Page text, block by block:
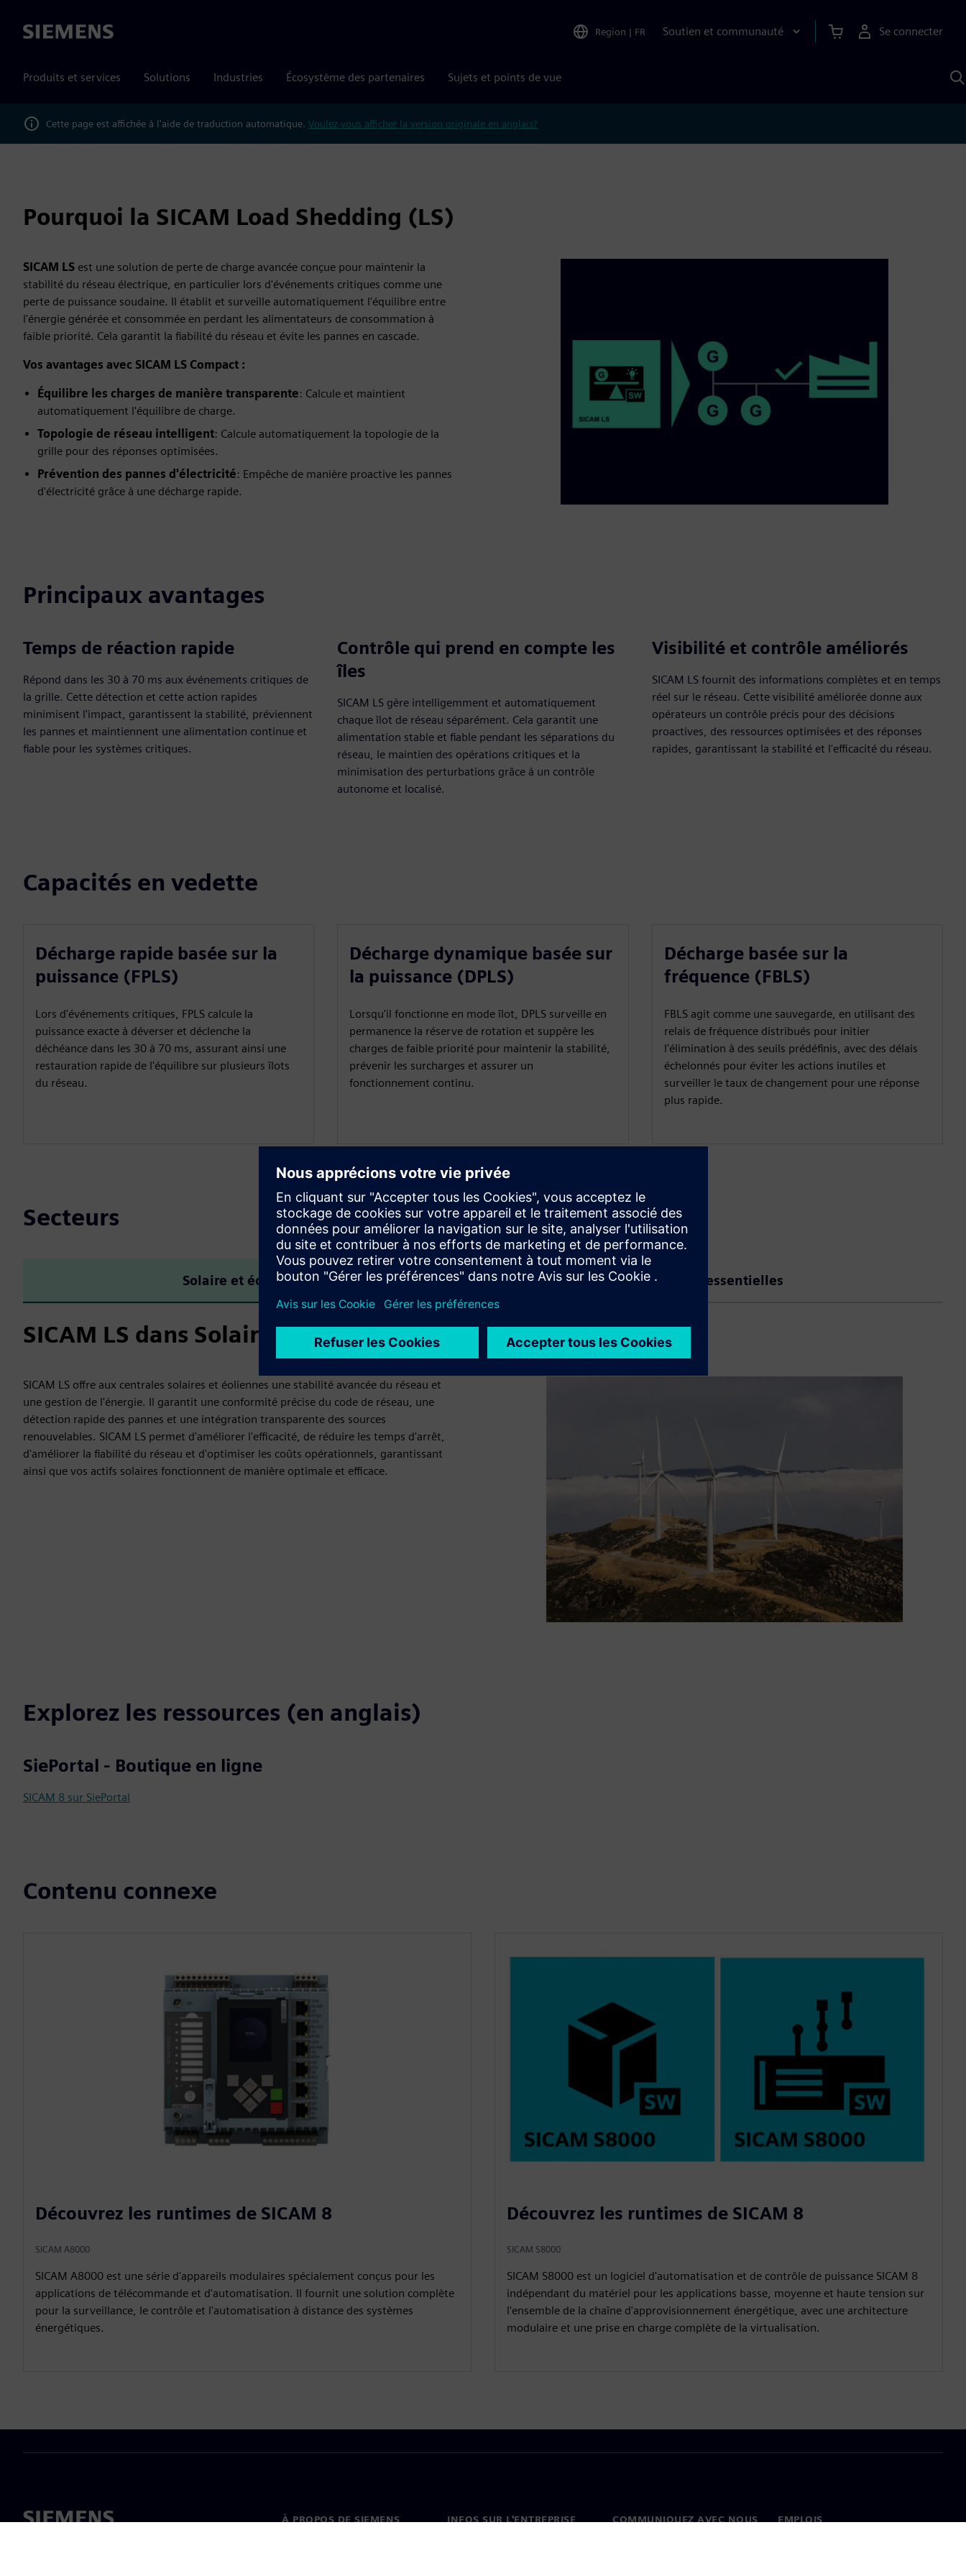
Siemens Region | FR Soutien et communauté Se connecter
Produits et services Solutions Industries Écosystème des partenaires Sujets et points de vue
Cette page est affichée à l'aide de traduction automatique. Voulez-vous afficher la version originale en anglais?
Pourquoi la SICAM Load Shedding (LS)
SICAM LS est une solution de perte de charge avancée conçue pour maintenir la
stabilité du réseau électrique, en particulier lors d'événements critiques comme une
perte de puissance soudaine. Il établit et surveille automatiquement l'équilibre entre
l'énergie générée et consommée en perdant les alimentateurs de consommation à
faible priorité. Cela garantit la fiabilité du réseau et évite les pannes en cascade.
Vos avantages avec SICAM LS Compact :
Équilibre les charges de manière transparente: Calcule et maintient
automatiquement l'équilibre de charge.
Topologie de réseau intelligent: Calcule automatiquement la topologie de la
grille pour des réponses optimisées.
Prévention des pannes d'électricité: Empêche de manière proactive les pannes
d'électricité grâce à une décharge rapide.
Principaux avantages
Temps de réaction rapide
Répond dans les 30 à 70 ms aux événements critiques de
la grille. Cette détection et cette action rapides
minimisent l'impact, garantissent la stabilité, préviennent
les pannes et maintiennent une alimentation continue et
fiable pour les systèmes critiques.
Contrôle qui prend en compte les
îles
SICAM LS gère intelligemment et automatiquement
chaque îlot de réseau séparément. Cela garantit une
alimentation stable et fiable pendant les séparations du
réseau, le maintien des opérations critiques et la
minimisation des perturbations grâce à un contrôle
autonome et localisé.
Visibilité et contrôle améliorés
SICAM LS fournit des informations complètes et en temps
réel sur le réseau. Cette visibilité améliorée donne aux
opérateurs un contrôle précis pour des décisions
proactives, des ressources optimisées et des réponses
rapides, garantissant la stabilité et l'efficacité du réseau.
Capacités en vedette
Décharge rapide basée sur la
puissance (FPLS)
Lors d'événements critiques, FPLS calcule la
puissance exacte à déverser et déclenche la
déchéance dans les 30 à 70 ms, assurant ainsi une
restauration rapide de l'équilibre sur plusieurs îlots
du réseau.
Décharge dynamique basée sur
la puissance (DPLS)
Lorsqu'il fonctionne en mode îlot, DPLS surveille en
permanence la réserve de rotation et suppère les
charges de faible priorité pour maintenir la stabilité,
prévenir les surcharges et assurer un
fonctionnement continu.
Décharge basée sur la
fréquence (FBLS)
FBLS agit comme une sauvegarde, en utilisant des
relais de fréquence distribués pour initier
l'élimination à des seuils prédéfinis, avec des délais
échelonnés pour éviter les actions inutiles et
surveiller le taux de changement pour une réponse
plus rapide.
Secteurs
Solaire et éolien Infrastructures essentielles
SICAM LS dans Solaire et Éolien
SICAM LS offre aux centrales solaires et éoliennes une stabilité avancée du réseau et
une gestion de l'énergie. Il garantit une conformité précise du code de réseau, une
détection rapide des pannes et une intégration transparente des sources
renouvelables. SICAM LS permet d'améliorer l'efficacité, de réduire les temps d'arrêt,
d'améliorer la fiabilité du réseau et d'optimiser les coûts opérationnels, garantissant
ainsi que vos actifs solaires fonctionnent de manière optimale et efficace.
Explorez les ressources (en anglais)
SiePortal - Boutique en ligne
SICAM 8 sur SiePortal
Contenu connexe
Découvrez les runtimes de SICAM 8
SICAM A8000
SICAM A8000 est une série d'appareils modulaires spécialement conçus pour les
applications de télécommande et d'automatisation. Il fournit une solution complète
pour la surveillance, le contrôle et l'automatisation à distance des systèmes
énergétiques.
Découvrez les runtimes de SICAM 8
SICAM S8000
SICAM S8000 est un logiciel d'automatisation et de contrôle de puissance SICAM 8
indépendant du matériel pour les applications basse, moyenne et haute tension sur
l'ensemble de la chaîne d'approvisionnement énergétique, avec une architecture
modulaire et une prise en charge complète de la virtualisation.
À PROPOS DE SIEMENS INFOS SUR L'ENTREPRISE COMMUNIQUEZ AVEC NOUS EMPLOIS